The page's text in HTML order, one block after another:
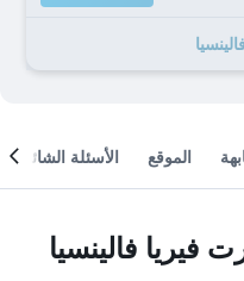
الموقع الأسئلة الشائعة
فالينسيا